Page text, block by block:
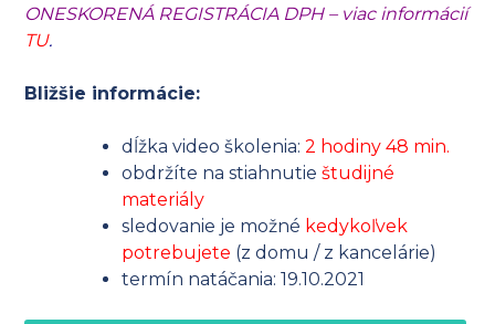
ONESKORENÁ REGISTRÁCIA DPH – viac informácií
TU.
Bližšie informácie:
dĺžka video školenia:2 hodiny 48 min.
obdržíte na stiahnutie študijné
materiály
sledovanie je možné kedykoľvek
potrebujete (z domu / z kancelárie)
termín natáčania: 19.10.2021